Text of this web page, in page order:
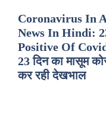
Coronavirus In
News In Hindi:
Positive Of
23 दिन का मासूम
कर रही देखभाल